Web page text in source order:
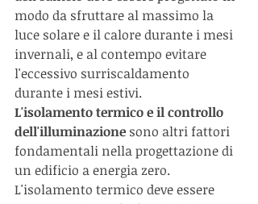
modo da sfruttare al massimo la
luce solare e il calore durante i mesi
invernali, e al contempo evitare
l'eccessivo surriscaldamento
durante i mesi estivi.
L'isolamento termico e il controllo
dell'illuminazione sono altri fattori
fondamentali nella progettazione di
un edificio a energia zero.
L'isolamento termico deve essere